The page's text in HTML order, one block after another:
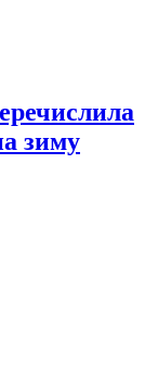
зиму